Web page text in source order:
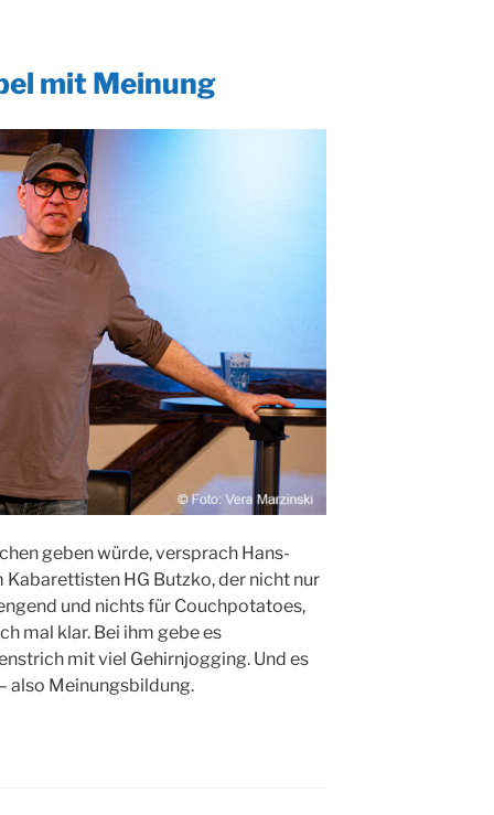
mit Meinung
geben würde, versprach Hans-
Kabarettisten HG Butzko, der nicht nur
und nichts für Couchpotatoes,
mal klar. Bei ihm gebe es
mit viel Gehirnjogging. Und es
also Meinungsbildung.